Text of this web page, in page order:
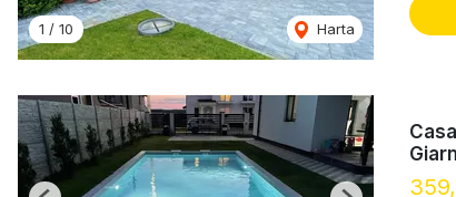
1 / 10 Harta